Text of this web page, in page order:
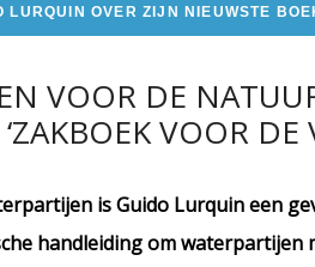
OVER ZIJN NIEUWSTE
VOOR DE
VOOR DE
is Guido Lurquin een
handleiding om waterpartijen